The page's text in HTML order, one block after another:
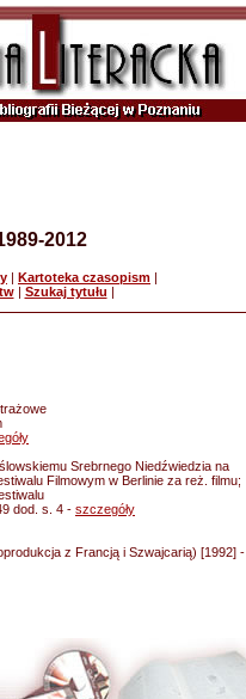
2012
| Kartoteka czasopism |
| Szukaj tytułu |
Srebrnego Niedźwiedzia na
Filmowym w Berlinie za reż. filmu;
dod. s. 4 - szczegóły
z Francją i Szwajcarią) [1992] -